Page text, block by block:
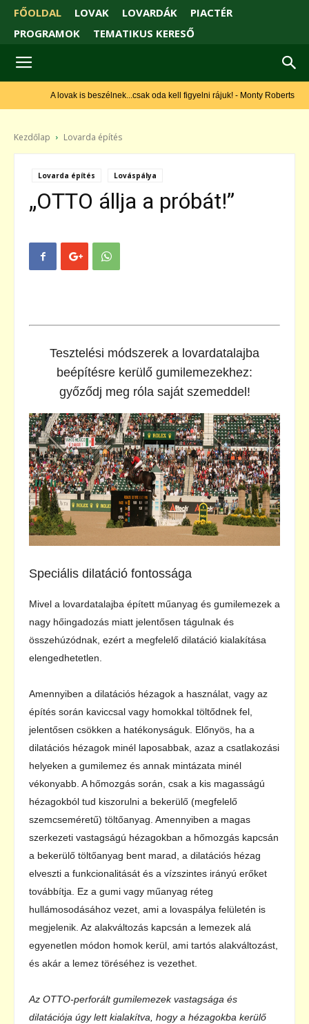
FŐOLDAL LOVAK LOVARDÁK
PIACTÉR
PROGRAMOK
TEMATIKUS KERESŐ
A lovak is beszélnek...csak oda kell figyelni rájuk! - Monty Roberts
Kezdőlap Lovarda építés
Lovarda építés Lováspálya
„OTTO állja a próbát!”
Tesztelési módszerek a lovardatalajba
beépítésre kerülő gumilemezekhez:
győződj meg róla saját szemeddel!
Speciális dilatáció fontossága
Mivel a lovardatalajba épített műanyag és gumilemezek a
nagy hőingadozás miatt jelentősen tágulnak és
összehúzódnak, ezért a megfelelő dilatáció kialakítása
elengedhetetlen.
Amennyiben a dilatációs hézagok a használat, vagy az
építés során kaviccsal vagy homokkal töltődnek fel,
jelentősen csökken a hatékonyságuk. Előnyös, ha a
dilatációs hézagok minél laposabbak, azaz a csatlakozási
helyeken a gumilemez és annak mintázata minél
vékonyabb. A hőmozgás során, csak a kis magasságú
hézagokból tud kiszorulni a bekerülő (megfelelő
szemcseméretű) töltőanyag. Amennyiben a magas
szerkezeti vastagságú hézagokban a hőmozgás kapcsán
a bekerülő töltőanyag bent marad, a dilatációs hézag
elveszti a funkcionalitását és a vízszintes irányú erőket
továbbítja. Ez a gumi vagy műanyag réteg
hullámosodásához vezet, ami a lovaspálya felületén is
megjelenik. Az alakváltozás kapcsán a lemezek alá
egyenetlen módon homok kerül, ami tartós alakváltozást,
és akár a lemez töréséhez is vezethet.
Az OTTO-perforált gumilemezek vastagsága és
dilatációja úgy lett kialakítva, hogy a hézagokba kerülő